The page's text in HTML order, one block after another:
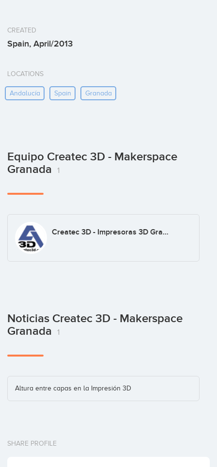
CREATED
Spain, April/2013
LOCATIONS
Andalucía Spain Granada
Equipo Createc 3D - Makerspace
Granada
1
Createc 3D - Impresoras 3D Granada
Noticias Createc 3D - Makerspace
Granada
1
Altura entre capas en la Impresión 3D
SHARE PROFILE